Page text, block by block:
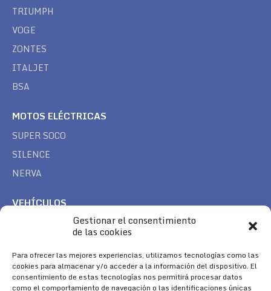
Gestionar el consentimiento
de las cookies
Para ofrecer las mejores experiencias, utilizamos tecnologías como las
cookies para almacenar y/o acceder a la información del dispositivo. El
consentimiento de estas tecnologías nos permitirá procesar datos
como el comportamiento de navegación o las identificaciones únicas
TRIUMPH
VOGE
ZONTES
ITALJET
BSA
MOTOS ELÉCTRICAS
SUPER SOCO
SILENCE
NERVA
VEHÍCULOS
TREK
SÍGUENOS